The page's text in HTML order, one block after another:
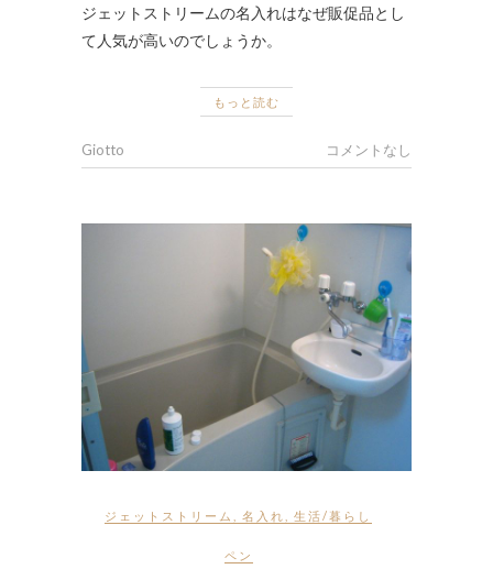
ジェットストリームの名入れはなぜ販促品とし
て人気が高いのでしょうか。
もっと読む
Giotto コメントなし
ジェットストリーム 名入れ 生活/暮らし
ペン